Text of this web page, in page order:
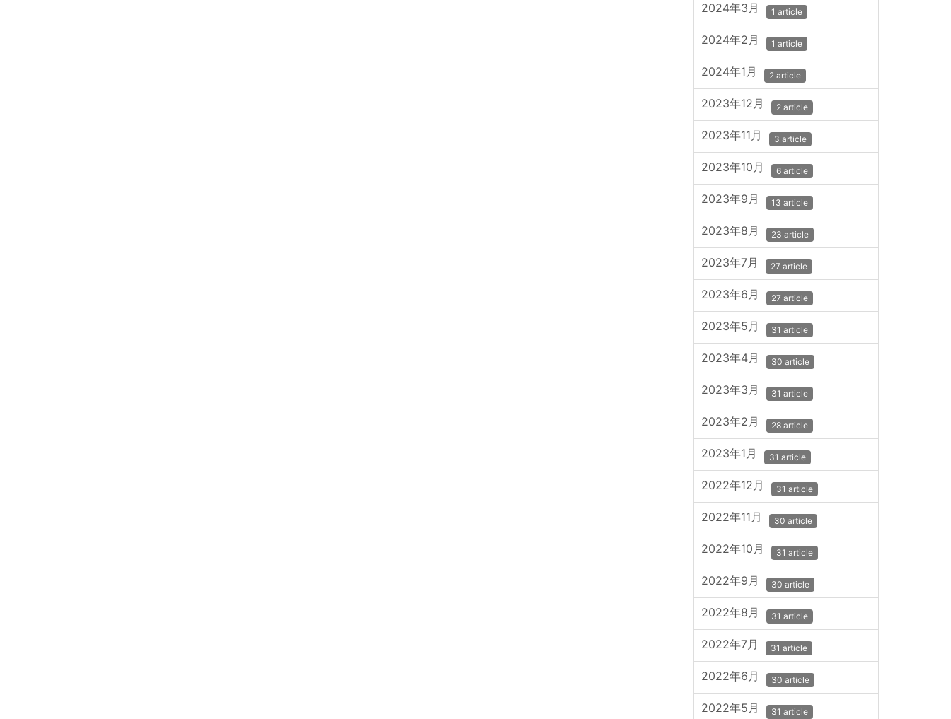
2024年3月 1 article
2024年2月 1 article
2024年1月 2 article
2023年12月 2 article
2023年11月 3 article
2023年10月 6 article
2023年9月 13 article
2023年8月 23 article
2023年7月 27 article
2023年6月 27 article
2023年5月 31 article
2023年4月 30 article
2023年3月 31 article
2023年2月 28 article
2023年1月 31 article
2022年12月 31 article
2022年11月 30 article
2022年10月 31 article
2022年9月 30 article
2022年8月 31 article
2022年7月 31 article
2022年6月 30 article
2022年5月 31 article